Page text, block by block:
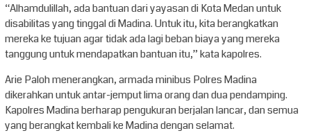
“Alhamdulillah, ada bantuan dari yayasan di Kota Medan untuk
disabilitas yang tinggal di Madina. Untuk itu, kita berangkatkan
mereka ke tujuan agar tidak ada lagi beban biaya yang mereka
tanggung untuk mendapatkan bantuan itu,” kata kapolres.
Arie Paloh menerangkan, armada minibus Polres Madina
dikerahkan untuk antar-jemput lima orang dan dua pendamping.
Kapolres Madina berharap pengukuran berjalan lancar, dan semua
yang berangkat kembali ke Madina dengan selamat.